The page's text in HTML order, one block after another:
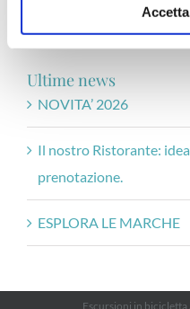
per:
Ultime news
NOVITA’ 2026
Il nostro Ristorante:
prenotazione.
ESPLORA LE MARCHE
Escursioni in bicicletta